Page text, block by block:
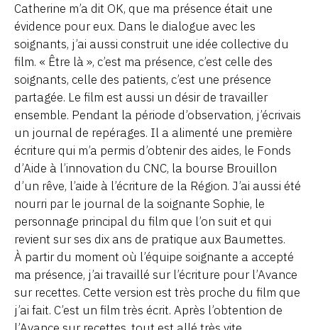
Catherine m’a dit OK, que ma présence était une
évidence pour eux. Dans le dialogue avec les
soignants, j’ai aussi construit une idée collective du
film. « Être là », c’est ma présence, c’est celle des
soignants, celle des patients, c’est une présence
partagée. Le film est aussi un désir de travailler
ensemble. Pendant la période d’observation, j’écrivais
un journal de repérages. Il a alimenté une première
écriture qui m’a permis d’obtenir des aides, le Fonds
d’Aide à l’innovation du CNC, la bourse Brouillon
d’un rêve, l’aide à l’écriture de la Région. J’ai aussi été
nourri par le journal de la soignante Sophie, le
personnage principal du film que l’on suit et qui
revient sur ses dix ans de pratique aux Baumettes.
À partir du moment où l’équipe soignante a accepté
ma présence, j’ai travaillé sur l’écriture pour l’Avance
sur recettes. Cette version est très proche du film que
j’ai fait. C’est un film très écrit. Après l’obtention de